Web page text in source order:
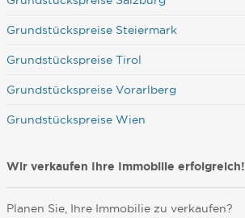
Grundstückspreise Steiermark
Grundstückspreise Tirol
Grundstückspreise Vorarlberg
Grundstückspreise Wien
Wir verkaufen Ihre Immobilie erfolgreich!
Planen Sie, Ihre Immobilie zu verkaufen?